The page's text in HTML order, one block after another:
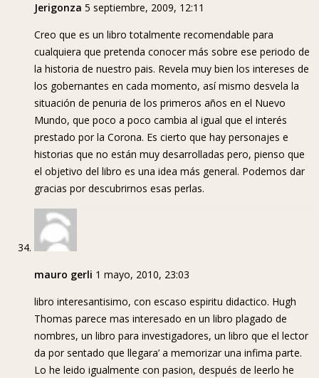
Jerigonza 5 septiembre, 2009, 12:11
Creo que es un libro totalmente recomendable para
cualquiera que pretenda conocer más sobre ese periodo de
la historia de nuestro pais. Revela muy bien los intereses de
los gobernantes en cada momento, así mismo desvela la
situación de penuria de los primeros años en el Nuevo
Mundo, que poco a poco cambia al igual que el interés
prestado por la Corona. Es cierto que hay personajes e
historias que no están muy desarrolladas pero, pienso que
el objetivo del libro es una idea más general. Podemos dar
gracias por descubrirnos esas perlas.
mauro gerli 1 mayo, 2010, 23:03
libro interesantisimo, con escaso espiritu didactico. Hugh
Thomas parece mas interesado en un libro plagado de
nombres, un libro para investigadores, un libro que el lector
da por sentado que llegara’ a memorizar una infima parte.
Lo he leido igualmente con pasion, después de leerlo he